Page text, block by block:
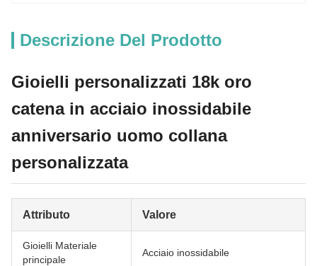
Descrizione Del Prodotto
Gioielli personalizzati 18k oro
catena in acciaio inossidabile
anniversario uomo collana
personalizzata
Attributo Valore
Gioielli Materiale
principale
Acciaio inossidabile